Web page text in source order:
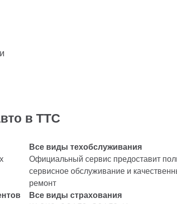
в ТТС
Все виды техобслуживания
Официальный сервис предоставит
сервисное обслуживание и
ремонт
Все виды страхования